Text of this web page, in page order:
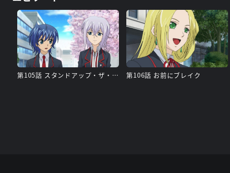
第105話 スタンドアップ・ザ・ハイスクール! 第106話 お前にブレイク